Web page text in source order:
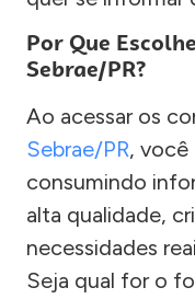
Por Que
Sebrae/PR?
Ao acessar os
Sebrae/PR, você
consumindo
alta qualidade,
necessidades
Seja qual for o